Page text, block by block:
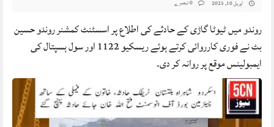
اپریل 10, 2025
روندو میں ٹیوٹا گاڑی کے حادثے کی اطلاع پر اسسٹنٹ کمشنر روندو حسین
بٹ نے فوری کارروائی کرتے ہوئے ریسکیو 1122 اور سول ہسپتال کی
ایمبولینس موقع پر روانہ کر دی۔